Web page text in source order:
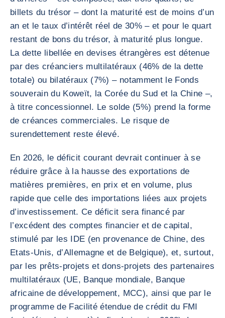
billets du trésor – dont la maturité est de moins d’un
an et le taux d’intérêt réel de 30% – et pour le quart
restant de bons du trésor, à maturité plus longue.
La dette libellée en devises étrangères est détenue
par des créanciers multilatéraux (46% de la dette
totale) ou bilatéraux (7%) – notamment le Fonds
souverain du Koweït, la Corée du Sud et la Chine –,
à titre concessionnel. Le solde (5%) prend la forme
de créances commerciales. Le risque de
surendettement reste élevé.
En 2026, le déficit courant devrait continuer à se
réduire grâce à la hausse des exportations de
matières premières, en prix et en volume, plus
rapide que celle des importations liées aux projets
d’investissement. Ce déficit sera financé par
l’excédent des comptes financier et de capital,
stimulé par les IDE (en provenance de Chine, des
Etats-Unis, d’Allemagne et de Belgique), et, surtout,
par les prêts-projets et dons-projets des partenaires
multilatéraux (UE, Banque mondiale, Banque
africaine de développement, MCC), ainsi que par le
programme de Facilité étendue de crédit du FMI